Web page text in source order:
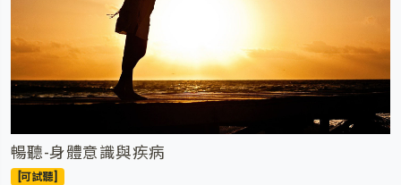
暢聽-身體意識與疾病
[可試聽]